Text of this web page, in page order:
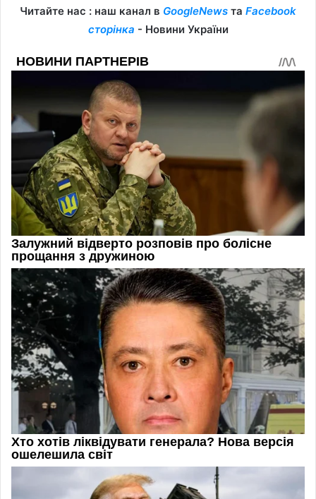
Читайте нас : наш канал в GoogleNews та Facebook
сторінка - Новини України